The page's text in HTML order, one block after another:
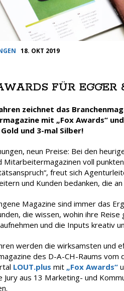
18. OKT 2019
FÜR EGGER
zeichnet das
mit „Fox Awards“
und 3-mal Silber!
neun Preise: Bei den
Mitarbeitermagazinen voll
freut sich
und Kunden bedanken, die
Magazine sind immer das
die wissen, wohin ihre
und die Inputs kreativ
werden die wirksamsten und
des D-A-CH-Raums vom
LOUT.plus mit „Fox Awards“
Jury aus 13 Marketing- und